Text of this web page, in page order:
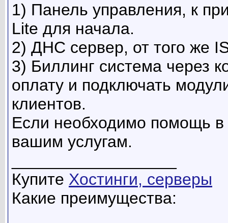
1) Панель управления, к
Lite для начала.
2) ДНС сервер, от того же
3) Биллинг система через
оплату и подключать
клиентов.
Если необходимо помощь в
вашим услугам.
Купите Хостинги, серверы
Какие преимущества: